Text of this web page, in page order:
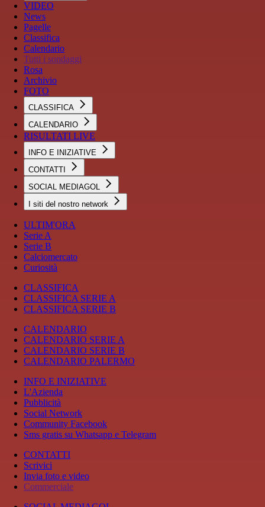
VIDEO
News
Pagelle
Classifica
Calendario
Tutti i sondaggi
Rosa
Archivio
FOTO
CLASSIFICA
CALENDARIO
RISULTATI LIVE
INFO E INIZIATIVE
CONTATTI
SOCIAL MEDIAGOL
I siti del nostro network
ULTIM'ORA
Serie A
Serie B
Calciomercato
Curiosità
CLASSIFICA
CLASSIFICA SERIE A
CLASSIFICA SERIE B
CALENDARIO
CALENDARIO SERIE A
CALENDARIO SERIE B
CALENDARIO PALERMO
INFO E INIZIATIVE
L'Azienda
Pubblicità
Social Network
Community Facebook
Sms gratis su Whatsapp e Telegram
CONTATTI
Scrivici
Invia foto e video
Commerciale